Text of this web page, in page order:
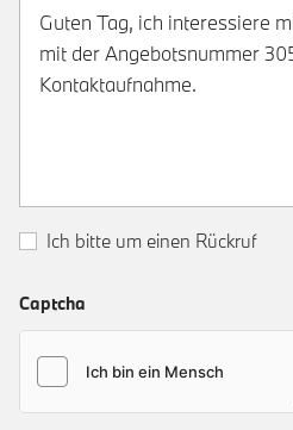
Ich bitte um einen Rückruf
Captcha